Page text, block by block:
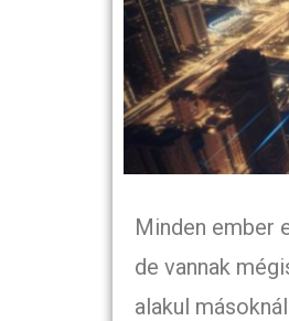
Minden ember
de vannak
alakul